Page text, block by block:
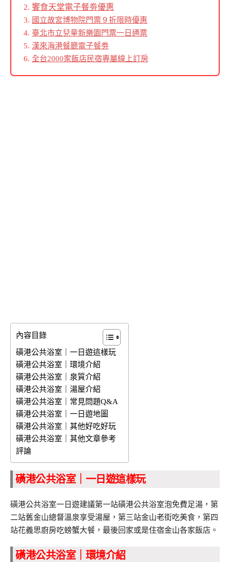
饗食天堂電子餐劵優惠
國立故宮博物院門票９折限時優惠
臺北市立兒童新樂園門票一日通票
漢來海港餐廳電子餐劵
全台2000家飯店民宿專屬線上訂房
內容目錄
磺港公共浴室｜一日遊這樣玩
磺港公共浴室｜環境介紹
磺港公共浴室｜泉質介紹
磺港公共浴室｜湯屋介紹
磺港公共浴室｜常見問題Q&A
磺港公共浴室｜一日遊地圖
磺港公共浴室｜其他好吃好玩
磺港公共浴室｜其他文章參考
評論
磺港公共浴室｜一日遊這樣玩
磺港公共浴室一日遊建議第一站磺港公共浴室泡免費足湯，第
二站舊金山總督溫泉享受湯屋，第三站金山老街吃美食，第四
站花義思廚房吃螃蟹大餐，最後回家或是住宿金山各家飯店。
磺港公共浴室｜環境介紹